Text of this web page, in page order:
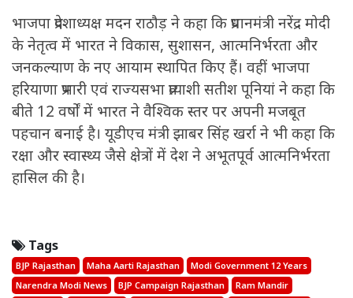
भाजपा प्रदेशाध्यक्ष मदन राठौड़ ने कहा कि प्रधानमंत्री नरेंद्र मोदी
के नेतृत्व में भारत ने विकास, सुशासन, आत्मनिर्भरता और
जनकल्याण के नए आयाम स्थापित किए हैं। वहीं भाजपा
हरियाणा प्रभारी एवं राज्यसभा प्रत्याशी सतीश पूनियां ने कहा कि
बीते 12 वर्षों में भारत ने वैश्विक स्तर पर अपनी मजबूत
पहचान बनाई है। यूडीएच मंत्री झाबर सिंह खर्रा ने भी कहा कि
रक्षा और स्वास्थ्य जैसे क्षेत्रों में देश ने अभूतपूर्व आत्मनिर्भरता
हासिल की है।
Tags
BJP Rajasthan Maha Aarti Rajasthan
Modi Government 12 Years
Narendra Modi News
BJP Campaign Rajasthan
Ram Mandir